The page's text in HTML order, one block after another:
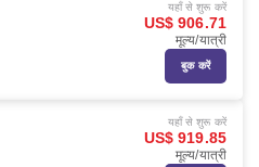
यहाँ से शुरू करें
US$ 906.71
मूल्य/यात्री
बुक करें
यहाँ से शुरू करें
US$ 919.85
मूल्य/यात्री